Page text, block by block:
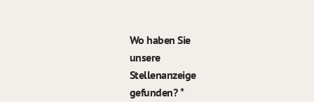
Wo haben Sie
unsere
Stellenanzeige
gefunden?